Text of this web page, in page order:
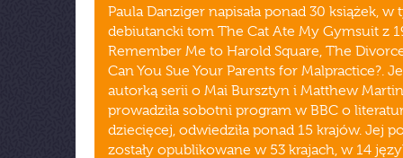
Paula Danziger napisała ponad 30 książek, w
debiutancki tom The Cat Ate My Gymsuit z
Remember Me to Harold Square, The
Can You Sue Your Parents for Malpractice?.
autorką serii o Mai Bursztyn i Matthew
prowadziła sobotni program w BBC o
dziecięcej, odwiedziła ponad 15 krajów. Jej
zostały opublikowane w 53 krajach, w 14